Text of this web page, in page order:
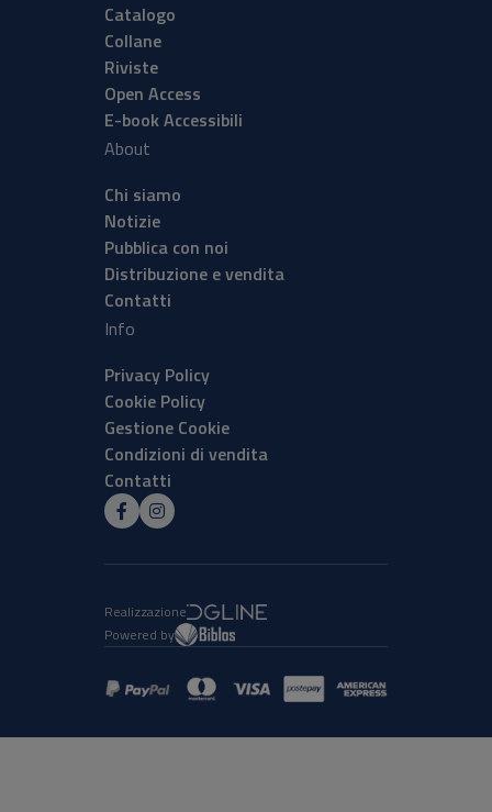
Catalogo
Collane
Riviste
Open Access
E-book Accessibili
About
Chi siamo
Notizie
Pubblica con noi
Distribuzione e vendita
Contatti
Info
Privacy Policy
Cookie Policy
Gestione Cookie
Condizioni di vendita
Contatti
Realizzazione
Powered by